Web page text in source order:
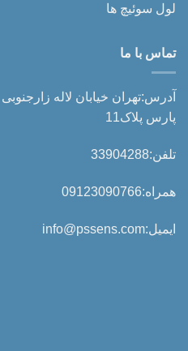
لول سوئیچ ها
تماس با ما
آدرس:تهران خیابان لاله
پارس پلاک11
تلفن:33904288
همراه:09123090766
ایمیل:info@pssens.com